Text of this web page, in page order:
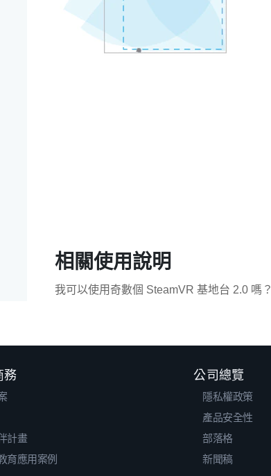
相關使用說明
我可以使用奇數個 SteamVR 基地台 2.0 嗎？
務
計畫
育應用案例
公司總覽
隱私權政策
產品安全性
部落格
新聞稿